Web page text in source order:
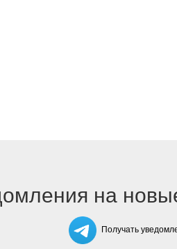
на
Получать